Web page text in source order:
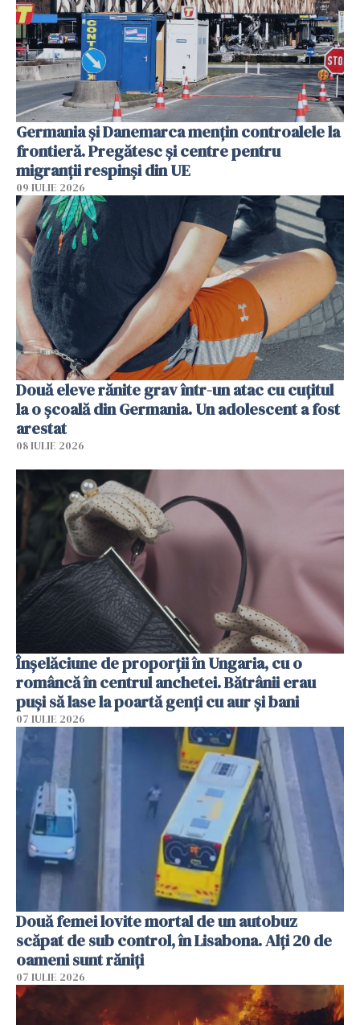
Germania și Danemarca mențin controalele la
frontieră. Pregătesc și centre pentru
migranții respinși din UE
09 IULIE 2026
Două eleve rănite grav într-un atac cu cuțitul
la o școală din Germania. Un adolescent a fost
arestat
08 IULIE 2026
Înșelăciune de proporții în Ungaria, cu o
româncă în centrul anchetei. Bătrânii erau
puși să lase la poartă genți cu aur și bani
07 IULIE 2026
Două femei lovite mortal de un autobuz
scăpat de sub control, în Lisabona. Alți 20 de
oameni sunt răniți
07 IULIE 2026